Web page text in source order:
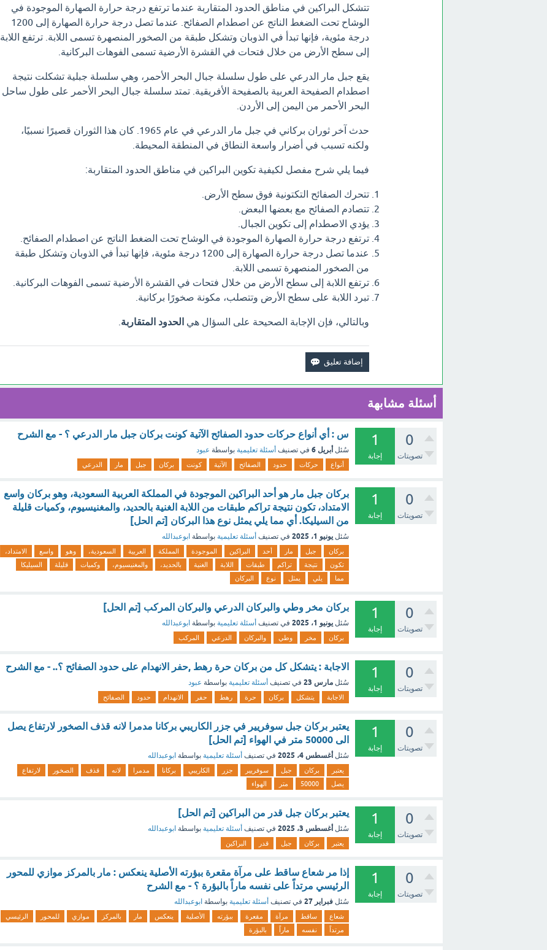
تتشكل البراكين في مناطق الحدود المتقاربة عندما ترتفع درجة حرارة الصهارة الموجودة في
الوشاح تحت الضغط الناتج عن اصطدام الصفائح. عندما تصل درجة حرارة الصهارة إلى 1200
درجة مئوية، فإنها تبدأ في الذوبان وتشكل طبقة من الصخور المنصهرة تسمى اللابة. ترتفع اللابة
إلى سطح الأرض من خلال فتحات في القشرة الأرضية تسمى الفوهات البركانية.
يقع جبل مار الدرعي على طول سلسلة جبال البحر الأحمر، وهي سلسلة جبلية تشكلت نتيجة
اصطدام الصفيحة العربية بالصفيحة الأفريقية. تمتد سلسلة جبال البحر الأحمر على طول ساحل
البحر الأحمر من اليمن إلى الأردن.
حدث آخر ثوران بركاني في جبل مار الدرعي في عام 1965. كان هذا الثوران قصيرًا نسبيًا،
ولكنه تسبب في أضرار واسعة النطاق في المنطقة المحيطة.
فيما يلي شرح مفصل لكيفية تكوين البراكين في مناطق الحدود المتقاربة:
تتحرك الصفائح التكتونية فوق سطح الأرض.
تتصادم الصفائح مع بعضها البعض.
يؤدي الاصطدام إلى تكوين الجبال.
ترتفع درجة حرارة الصهارة الموجودة في الوشاح تحت الضغط الناتج عن اصطدام الصفائح.
عندما تصل درجة حرارة الصهارة إلى 1200 درجة مئوية، فإنها تبدأ في الذوبان وتشكل طبقة
من الصخور المنصهرة تسمى اللابة.
ترتفع اللابة إلى سطح الأرض من خلال فتحات في القشرة الأرضية تسمى الفوهات البركانية.
تبرد اللابة على سطح الأرض وتتصلب، مكونة صخورًا بركانية.
وبالتالي، فإن الإجابة الصحيحة على السؤال هي الحدود المتقاربة
أسئلة مشابهة
0
تصويتات
1
إجابة
س : أي أنواع حركات حدود الصفائح الآتية كونت بركان جبل مار الدرعي ؟ - مع الشرح
سُئل أبريل 6 في تصنيف أسئلة تعليمية بواسطة عبود
أنواع حركات حدود الصفائح الآتية كونت بركان جبل مار الدرعي
0
تصويتات
1
إجابة
بركان جبل مار هو أحد البراكين الموجودة في المملكة العربية السعودية، وهو بركان واسع
الامتداد، تكون نتيجة تراكم طبقات من اللابة الغنية بالحديد، والمغنيسيوم، وكميات قليلة
من السيليكا. أي مما يلي يمثل نوع هذا البركان [تم الحل]
سُئل يونيو 1، 2025 في تصنيف أسئلة تعليمية بواسطة ابوعبدالله
بركان جبل مار أحد البراكين الموجودة المملكة العربية السعودية، وهو واسع
الامتداد،
تكون
نتيجة تراكم طبقات اللابة الغنية بالحديد، والمغنيسيوم، وكميات قليلة
السيليكا
مما
يلي يمثل نوع البركان
0
تصويتات
1
إجابة
بركان مخر وطي والبركان الدرعي والبركان المركب [تم الحل]
سُئل يونيو 1، 2025 في تصنيف أسئلة تعليمية بواسطة ابوعبدالله
بركان مخر وطي والبركان الدرعي المركب
0
تصويتات
1
إجابة
الاجابة : يتشكل كل من بركان حرة رهط ,حفر الانهدام على حدود الصفائح ؟.. - مع الشرح
سُئل مارس 23 في تصنيف أسئلة تعليمية بواسطة عبود
الاجابة يتشكل بركان حرة رهط حفر الانهدام حدود الصفائح
0
تصويتات
1
إجابة
يعتبر بركان جبل سوفريير في جزر الكاريبي بركانا مدمرا لانه قذف الصخور لارتفاع يصل
الى 50000 متر في الهواء [تم الحل]
سُئل أغسطس 4، 2025 في تصنيف أسئلة تعليمية بواسطة ابوعبدالله
يعتبر بركان جبل سوفريير جزر الكاريبي بركانا مدمرا لانه قذف الصخور
لارتفاع
يصل
50000 متر الهواء
0
تصويتات
1
إجابة
يعتبر بركان جبل قدر من البراكين [تم الحل]
سُئل أغسطس 3، 2025 في تصنيف أسئلة تعليمية بواسطة ابوعبدالله
يعتبر بركان جبل قدر البراكين
0
تصويتات
1
إجابة
إذا مر شعاع ساقط على مرآة مقعرة ببؤرته الأصلية ينعكس : مار بالمركز موازي للمحور
الرئيسي مرتداً على نفسه ماراً بالبؤرة ؟ - مع الشرح
سُئل فبراير 27 في تصنيف أسئلة تعليمية بواسطة ابوعبدالله
شعاع ساقط مرآة مقعرة ببؤرته الأصلية ينعكس مار بالمركز موازي للمحور
الرئيسي
مرتداً
نفسه ماراً بالبؤرة